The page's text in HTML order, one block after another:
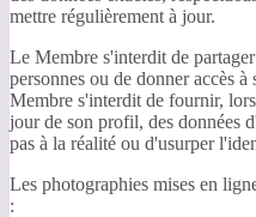
mettre régulièrement à jour.
Le Membre s'interdit de
personnes ou de donner accès
Membre s'interdit de fournir,
jour de son profil, des données
pas à la réalité ou d'usurper
Les photographies mises en
: